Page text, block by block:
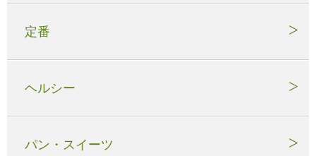
定番
ヘルシー
パン・スイーツ